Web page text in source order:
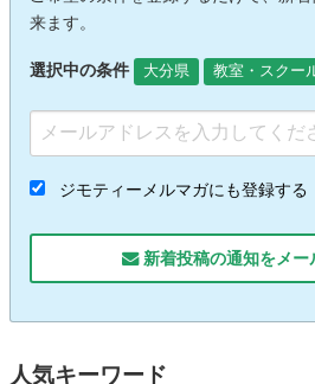
来ます。
選択中の条件 大分県 教室・スクー
ジモティーメルマガにも登録する
新着投稿の通知をメー
人気キーワード